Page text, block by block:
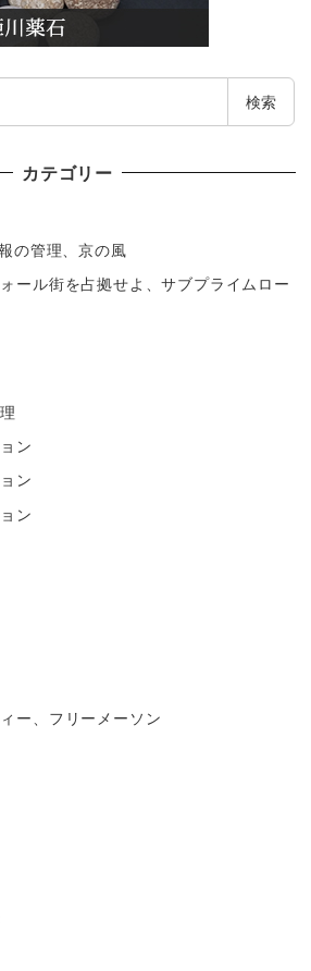
検索
カテゴリー
の管理、京の風
ール街を占拠せよ、サブプライムロー
ン
ン
ン
ー、フリーメーソン